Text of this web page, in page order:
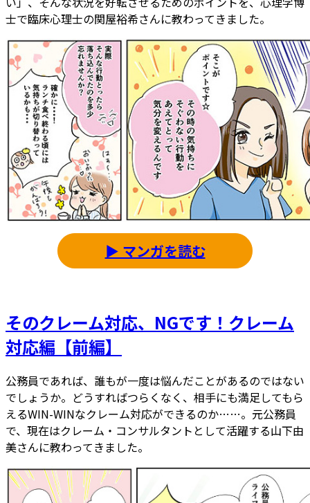
士で臨床心理士の関屋裕希さんに教わってきました。
▶ マンガを読む
そのクレーム対応、NGです！クレーム
対応編【前編】
公務員であれば、誰もが一度は悩んだことがあるのではない
でしょうか。どうすればつらくなく、相手にも満足してもら
えるWIN-WINなクレーム対応ができるのか……。元公務員
で、現在はクレーム・コンサルタントとして活躍する山下由
美さんに教わってきました。